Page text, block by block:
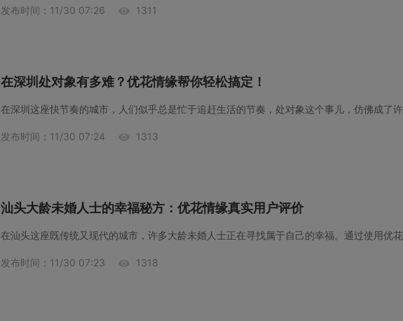
发布时间：11/30 07:26 1311
在深圳处对象有多难？优花情缘帮你轻松搞定！
发布时间：11/30 07:24 1313
汕头大龄未婚人士的幸福秘方：优花情缘真实用户评价
发布时间：11/30 07:23 1318